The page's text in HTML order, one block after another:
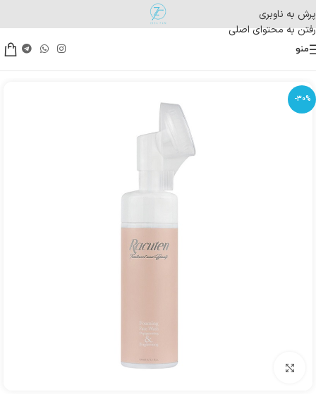
پرش به ناوبری
رفتن به محتوای اصلی
منو
-30%
برای بزرگنمایی کلیک کنید